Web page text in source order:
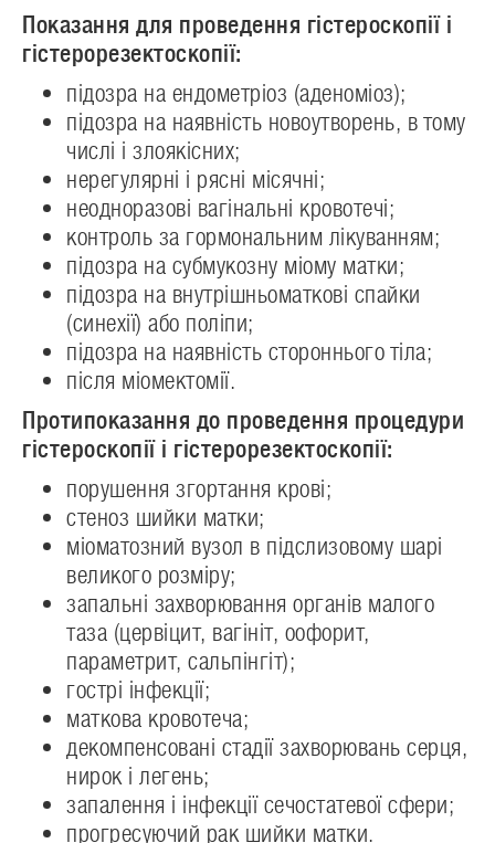
Показання для проведення гістероскопії і
гістерорезектоскопії:
підозра на ендометріоз (аденоміоз);
підозра на наявність новоутворень, в тому
числі і злоякісних;
нерегулярні і рясні місячні;
неодноразові вагінальні кровотечі;
контроль за гормональним лікуванням;
підозра на субмукозну міому матки;
підозра на внутрішньоматкові спайки
(синехії) або поліпи;
підозра на наявність стороннього тіла;
після міомектомії.
Протипоказання до проведення процедури
гістероскопії і гістерорезектоскопії:
порушення згортання крові;
стеноз шийки матки;
міоматозний вузол в підслизовому шарі
великого розміру;
запальні захворювання органів малого
таза (цервіцит, вагініт, оофорит,
параметрит, сальпінгіт);
гострі інфекції;
маткова кровотеча;
декомпенсовані стадії захворювань серця,
нирок і легень;
запалення і інфекції сечостатевої сфери;
прогресуючий рак шийки матки.